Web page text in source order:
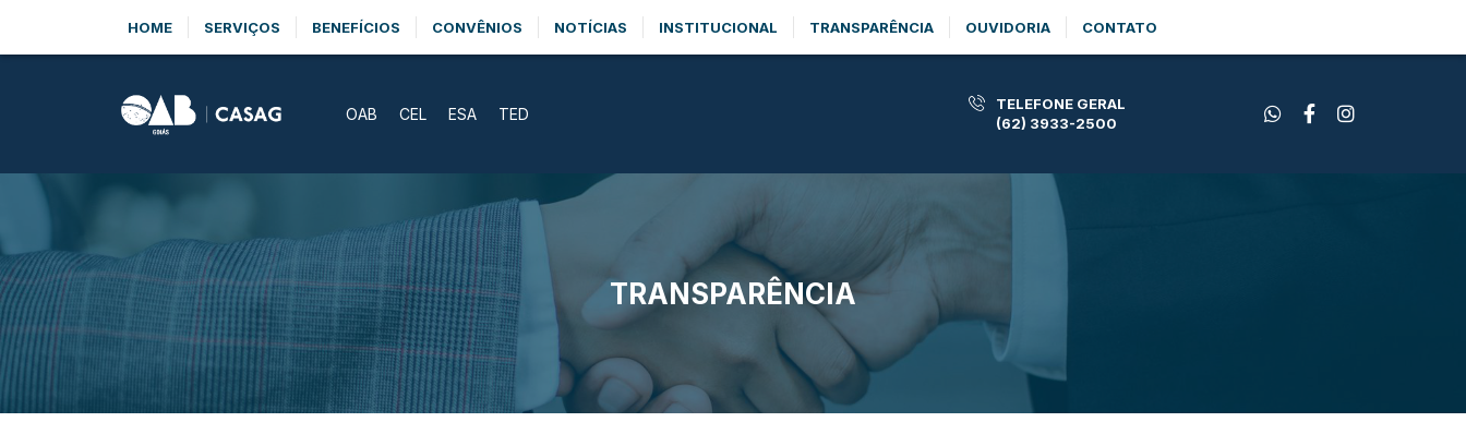
HOME SERVIÇOS BENEFÍCIOS CONVÊNIOS NOTÍCIAS INSTITUCIONAL TRANSPARÊNCIA OUVIDORIA CONTATO
OAB CEL ESA TED
TELEFONE GERAL
(62) 3933-2500
TRANSPARÊNCIA